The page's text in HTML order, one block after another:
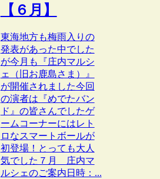
【６月】
東海地方も梅雨入りの
発表があった中でした
が今月も『庄内マルシ
ェ（旧お鹿島さま）』
が開催されました今回
の演者は『めでたバン
ド』の皆さんでしたゲ
ームコーナーにはレト
ロなスマートボールが
初登場！とっても大人
気でした７月 庄内マ
ルシェのご案内日時：...